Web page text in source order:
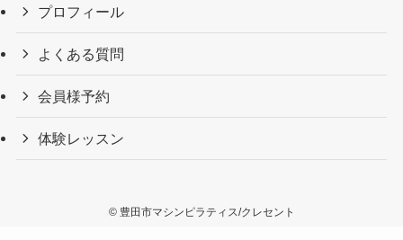
プロフィール
よくある質問
会員様予約
体験レッスン
©豊田市マシンピラティス/クレセント